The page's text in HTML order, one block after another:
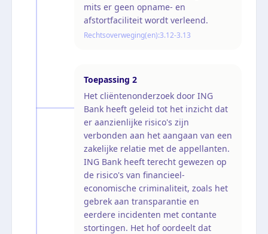
mits er geen opname- en
afstortfaciliteit wordt verleend.
Rechtsoverweging(en):3.12-3.13
Toepassing 2
Het cliëntenonderzoek door ING
Bank heeft geleid tot het inzicht dat
er aanzienlijke risico's zijn
verbonden aan het aangaan van een
zakelijke relatie met de appellanten.
ING Bank heeft terecht gewezen op
de risico's van financieel-
economische criminaliteit, zoals het
gebrek aan transparantie en
eerdere incidenten met contante
stortingen. Het hof oordeelt dat